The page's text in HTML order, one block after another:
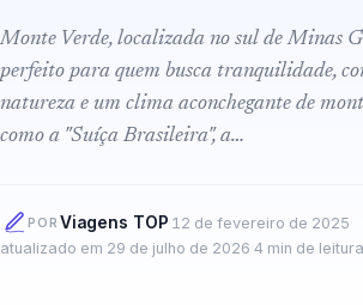
Monte Verde, localizada no sul de Minas
perfeito para quem busca tranquilidade,
natureza e um clima aconchegante de
como a "Suíça Brasileira", a…
POR Viagens TOP 12 de fevereiro de 2025
atualizado em 29 de julho de 2026 4 min de leitura